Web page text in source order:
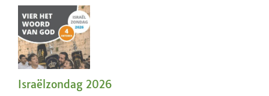
Israëlzondag 2026